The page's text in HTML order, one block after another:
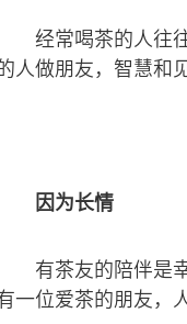
经常喝茶的人往
人做朋友，智慧和
因为长情
有茶友的陪伴是
一位爱茶的朋友，